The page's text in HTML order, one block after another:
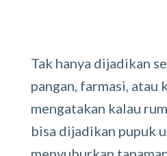
Tak hanya dijadikan
pangan, farmasi, atau
mengatakan kalau
bisa dijadikan pupuk